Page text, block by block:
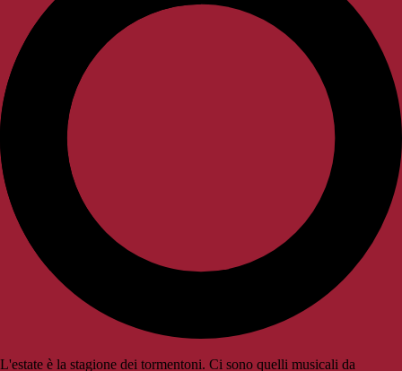
L'estate è la stagione dei tormentoni. Ci sono quelli musicali da